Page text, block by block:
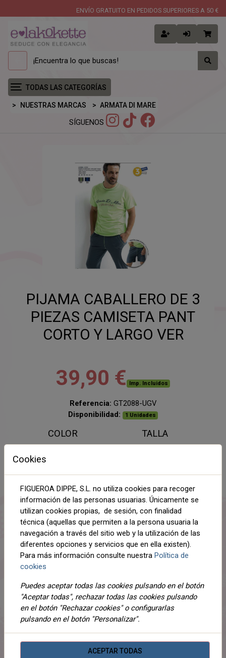
ENVÍO GRATUITO EN PEDIDOS SUPERIORES A 50 €
TODAS LAS CATEGORÍAS
NUESTRAS MARCAS ARMATA DI MARE
SÍGUENOS
PIJAMA CABALLERO DE 3
PIEZAS CAMISETA PANT
CORTO Y LARGO VER
39,90 € Imp. Incluidos
Referencia: GT2088-UGV
Disponibilidad:
1 Unidades
COLOR TALLA
AÑADIR AL CARRITO
Compartir
DETALLES
ADJUNTOS
¡Este producto no tiene descripción!
Cookies
FIGUEROA DIPPE, S.L. no utiliza cookies para recoger
información de las personas usuarias. Únicamente se
utilizan cookies propias, de sesión, con finalidad
técnica (aquellas que permiten a la persona usuaria la
navegación a través del sitio web y la utilización de las
diferentes opciones y servicios que en ella existen).
Para más información consulte nuestra Política de
cookies
Puedes aceptar todas las cookies pulsando en el botón
"Aceptar todas", rechazar todas las cookies pulsando
en el botón "Rechazar cookies" o configurarlas
pulsando en el botón "Personalizar".
ACEPTAR TODAS